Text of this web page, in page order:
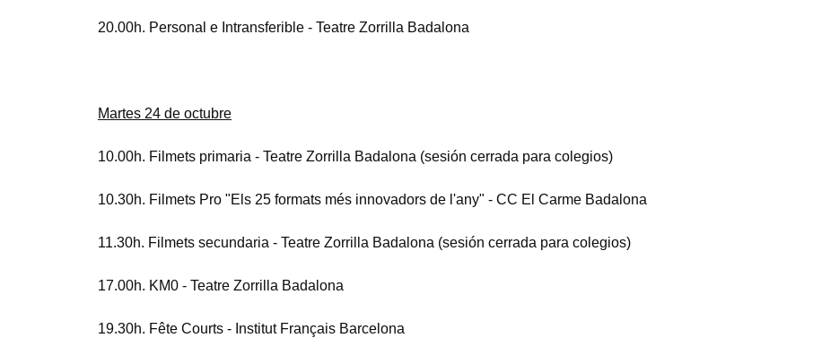
20.00h. Personal e Intransferible - Teatre Zorrilla Badalona
Martes 24 de octubre
10.00h. Filmets primaria - Teatre Zorrilla Badalona (sesión cerrada para colegios)
10.30h. Filmets Pro "Els 25 formats més innovadors de l'any" - CC El Carme Badalona
11.30h. Filmets secundaria - Teatre Zorrilla Badalona (sesión cerrada para colegios)
17.00h. KM0 - Teatre Zorrilla Badalona
19.30h. Fête Courts - Institut Français Barcelona